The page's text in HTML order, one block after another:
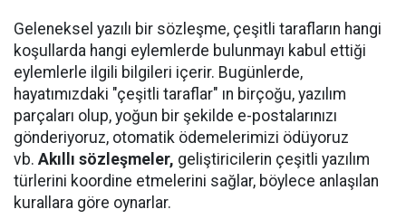
Geleneksel yazılı bir sözleşme, çeşitli tarafların hangi
koşullarda hangi eylemlerde bulunmayı kabul ettiği
eylemlerle ilgili bilgileri içerir. Bugünlerde,
hayatımızdaki "çeşitli taraflar" ın birçoğu, yazılım
parçaları olup, yoğun bir şekilde e-postalarınızı
gönderiyoruz, otomatik ödemelerimizi ödüyoruz
vb. Akıllı sözleşmeler, geliştiricilerin çeşitli yazılım
türlerini koordine etmelerini sağlar, böylece anlaşılan
kurallara göre oynarlar.